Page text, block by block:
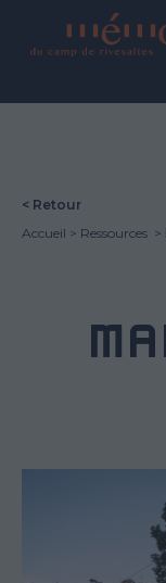
< Retour
Accueil
Ressources